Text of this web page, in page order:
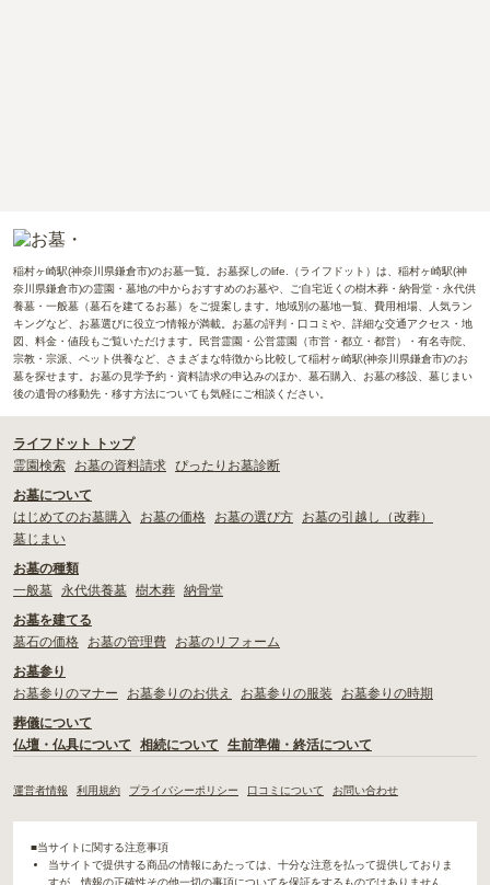
稲村ヶ崎駅(神奈川県鎌倉市)のお墓一覧。お墓探しのlife.（ライフドット）は、稲村ヶ崎駅(神
奈川県鎌倉市)の霊園・墓地の中からおすすめのお墓や、ご自宅近くの樹木葬・納骨堂・永代供
養墓・一般墓（墓石を建てるお墓）をご提案します。地域別の墓地一覧、費用相場、人気ラン
キングなど、お墓選びに役立つ情報が満載。お墓の評判・口コミや、詳細な交通アクセス・地
図、料金・値段もご覧いただけます。民営霊園・公営霊園（市営・都立・都営）・有名寺院、
宗教・宗派、ペット供養など、さまざまな特徴から比較して稲村ヶ崎駅(神奈川県鎌倉市)のお
墓を探せます。お墓の見学予約・資料請求の申込みのほか、墓石購入、お墓の移設、墓じまい
後の遺骨の移動先・移す方法についても気軽にご相談ください。
ライフドット トップ
霊園検索
お墓の資料請求 ぴったりお墓診断
お墓について
はじめてのお墓購入
お墓の価格 お墓の選び方
お墓の引越し（改葬）
墓じまい
お墓の種類
一般墓
永代供養墓 樹木葬 納骨堂
お墓を建てる
墓石の価格
お墓の管理費
お墓のリフォーム
お墓参り
お墓参りのマナー
お墓参りのお供え お墓参りの服装
お墓参りの時期
葬儀について
仏壇・仏具について
相続について 生前準備・終活について
運営者情報 利用規約 プライバシーポリシー 口コミについて お問い合わせ
■当サイトに関する注意事項
当サイトで提供する商品の情報にあたっては、十分な注意を払って提供しておりま